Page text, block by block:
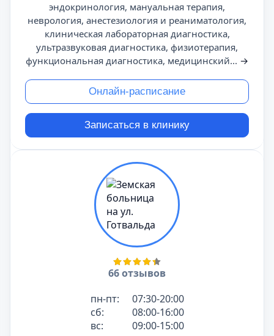
эндокринология, мануальная терапия,
неврология, анестезиология и реаниматология,
клиническая лабораторная диагностика,
ультразвуковая диагностика, физиотерапия,
функциональная диагностика, медицинский... →
Онлайн-расписание
Записаться в клинику
66 отзывов
пн-пт:
07:30-20:00
сб:
08:00-16:00
вс:
09:00-15:00